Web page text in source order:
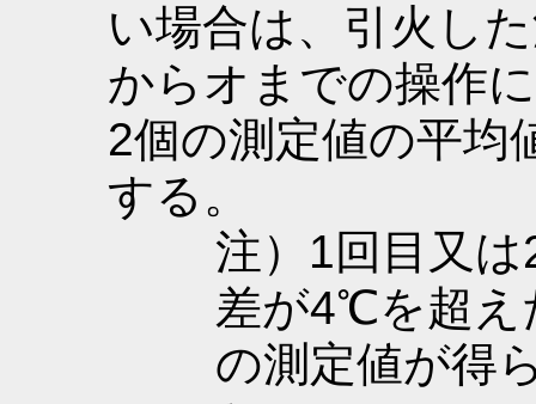
い場合は、引火し
からオまでの操作
2個の測定値の平均
する。
注）1回目又
差が4℃を超え
の測定値が得